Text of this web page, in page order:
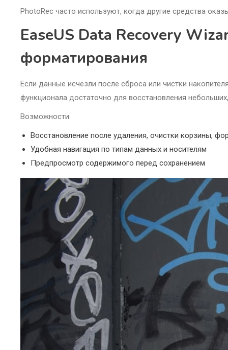
PhotoRec часто используют, когда другие средства
EaseUS Data Recovery
форматирования
Если данные исчезли после сброса или чистки
функционала достаточно для восстановления
Возможности:
Восстановление после удаления, очистки корзины,
Удобная навигация по типам данных и носителям
Предпросмотр содержимого перед сохранением